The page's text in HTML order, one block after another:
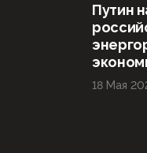
Путин
18 Мая